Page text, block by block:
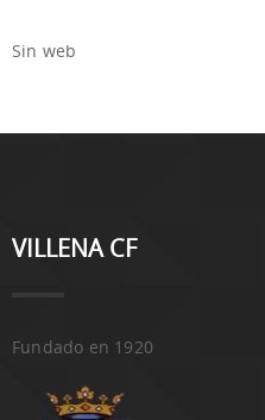
Sin web
VILLENA CF
Fundado en 1920